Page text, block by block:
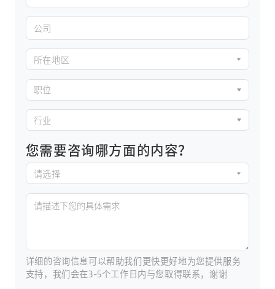
所在地区
职位
行业
您需要咨询哪方面的内容？
请选择
详细的咨询信息可以帮助我们更快更好地为您提供服务
支持，我们会在3-5个工作日内与您取得联系，谢谢